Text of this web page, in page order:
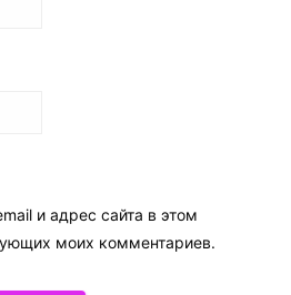
и адрес сайта в этом
моих комментариев.